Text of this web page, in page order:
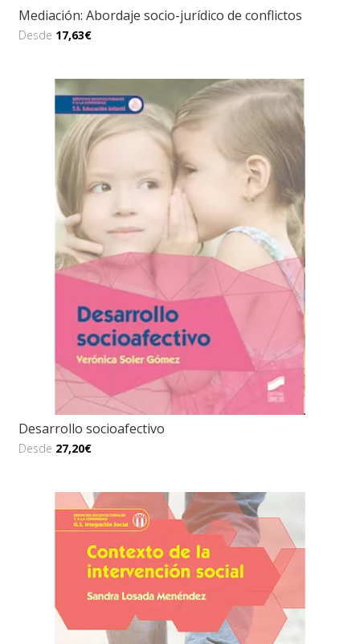
Mediación: Abordaje socio-jurídico de conflictos
Desde 17,63€
Desarrollo socioafectivo
Desde 27,20€